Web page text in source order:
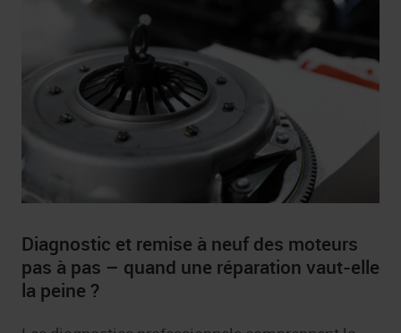
Diagnostic et remise à neuf des moteurs
pas à pas – quand une réparation vaut-elle
la peine ?